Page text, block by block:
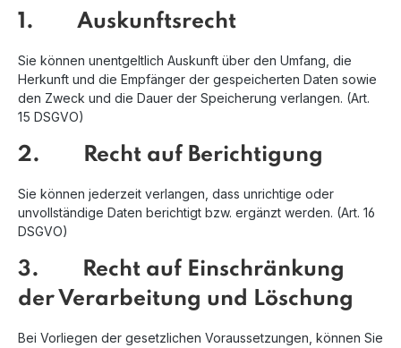
1. Auskunftsrecht
Sie können unentgeltlich Auskunft über den Umfang, die
Herkunft und die Empfänger der gespeicherten Daten sowie
den Zweck und die Dauer der Speicherung verlangen. (Art.
15 DSGVO)
2. Recht auf Berichtigung
Sie können jederzeit verlangen, dass unrichtige oder
unvollständige Daten berichtigt bzw. ergänzt werden. (Art. 16
DSGVO)
3. Recht auf Einschränkung
der Verarbeitung und Löschung
Bei Vorliegen der gesetzlichen Voraussetzungen, können Sie